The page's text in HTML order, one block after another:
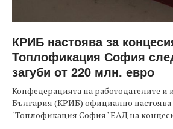
КРИБ настоява за
Топлофикация София
загуби от 220 млн. евро
Конфедерацията на работодателите и
България (КРИБ) официално настоява
"Топлофикация София" ЕАД на